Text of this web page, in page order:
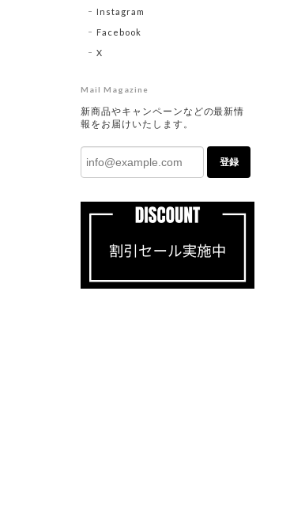
Instagram
Facebook
X
Mail Magazine
新商品やキャンペーンなどの最新情
報をお届けいたします。
登録